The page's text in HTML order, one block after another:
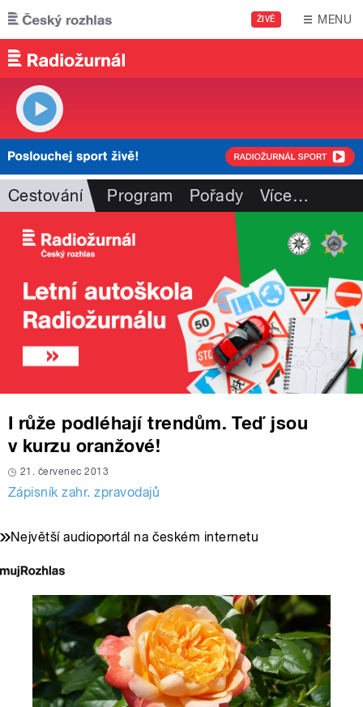
Přejít k hlavnímu obsahu
ŽIVĚ MENU
Cestování Program Pořady Více…
I růže podléhají trendům. Teď jsou
v kurzu oranžové!
21. červenec 2013
Zápisník zahr. zpravodajů
Největší audioportál na českém internetu